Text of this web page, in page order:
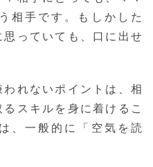
相手です。もしかした
っていても、口に出せ
れないポイントは、相
スキルを身に着けるこ
、一般的に「空気を読